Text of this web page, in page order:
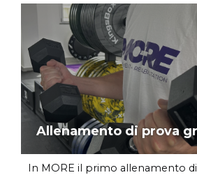
Allenamento di prova
In MORE il primo allenamento